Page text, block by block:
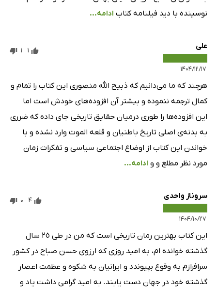
نوسینده با دید فیلنامه کتاب ادامه...
علی
۱۴۰۴/۱۲/۱۷
1
1
هرچند که ما می‌دانیم که ذبیح الله منصوری این کتاب را تمام و
کمال ترجمه ننموده و بیشتر آن افزوده‌های خودش است اما
این افزوده‌ها را طوری درمیان حقایق تاریخی جای داده که ضرری
به بدنه‌ی اصلی تاریخ باطنیان و قلعه الموت وارد نشده و با
خواندن این کتاب از اوضاع اجتماعی سیاسی و تفکرات زمان
مورد نظر مطلع و و ادامه...
سروناز واحدی
۱۴۰۴/۱۰/۲۷
4
0
این کتاب بهترین رمان تاریخى است که من در طى ٢٥ سال
گذشته خوانده ام، به امید روزى که ارزوى حسن صباح در کشور
سرافرازم به وقوع بپیوندد و ایرانیان به شکوه و عظمت اعصار
گذشته خود در جهان دست یابند. به امید گرامی داشت یاد و